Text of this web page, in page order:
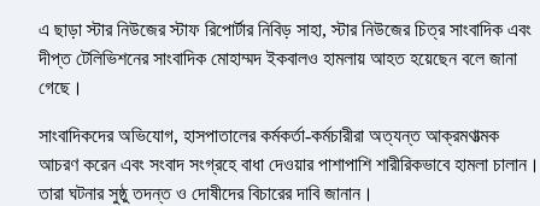
এ ছাড়া স্টার নিউজের স্টাফ রিপোর্টার নিবিড় সাহা, স্টার নিউজের চিত্র সাংবাদিক এবং
দীপ্ত টেলিভিশনের সাংবাদিক মোহাম্মদ ইকবালও হামলায় আহত হয়েছেন বলে জানা
গেছে।
সাংবাদিকদের অভিযোগ, হাসপাতালের কর্মকর্তা-কর্মচারীরা অত্যন্ত আক্রমণাত্মক
আচরণ করেন এবং সংবাদ সংগ্রহে বাধা দেওয়ার পাশাপাশি শারীরিকভাবে হামলা চালান।
তারা ঘটনার সুষ্ঠু তদন্ত ও দোষীদের বিচারের দাবি জানান।